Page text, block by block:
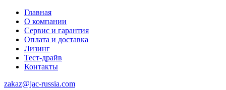
Главная
О компании
Сервис и гарантия
Оплата и доставка
Лизинг
Тест-драйв
Контакты
zakaz@jac-russia.com